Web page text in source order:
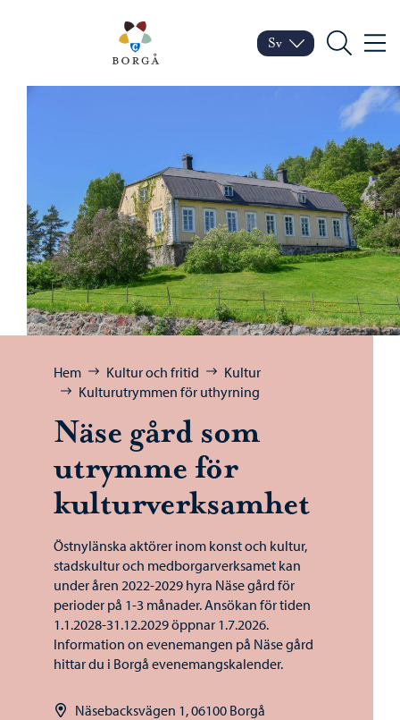
Porvoo – Gå till
Byt språk
Nuvarande språk:
Sv
Sök Meny
Bläddra:
Hem Kultur och fritid
Kultur
Kulturutrymmen för uthyrning
Näse gård som
utrymme för
kulturverksamhet
Östnylänska aktörer inom konst och kultur,
stadskultur och medborgarverksamet kan
under åren 2022-2029 hyra Näse gård för
perioder på 1-3 månader. Ansökan för tiden
1.1.2028-31.12.2029 öppnar 1.7.2026.
Information on evenemangen på Näse gård
hittar du i Borgå evenemangskalender.
Näsebacksvägen 1, 06100 Borgå